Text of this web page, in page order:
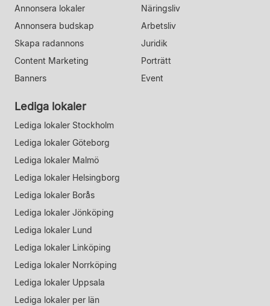
Annonsera lokaler
Annonsera budskap
Skapa radannons
Content Marketing
Banners
Näringsliv
Arbetsliv
Juridik
Porträtt
Event
Lediga lokaler
Lediga lokaler Stockholm
Lediga lokaler Göteborg
Lediga lokaler Malmö
Lediga lokaler Helsingborg
Lediga lokaler Borås
Lediga lokaler Jönköping
Lediga lokaler Lund
Lediga lokaler Linköping
Lediga lokaler Norrköping
Lediga lokaler Uppsala
Lediga lokaler per län